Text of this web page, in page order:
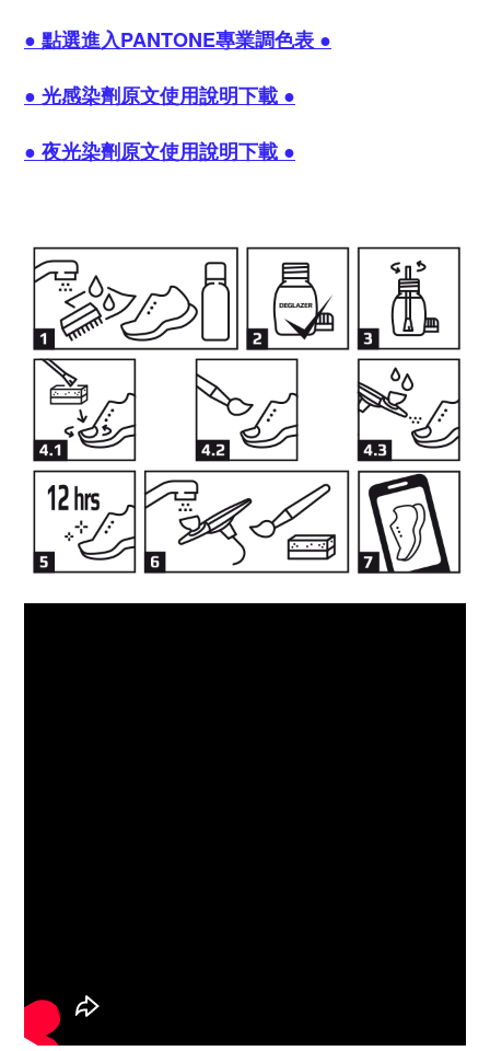
● 點選進入PANTONE專業調色表 ●
● 光感染劑原文使用說明下載 ●
● 夜光染劑原文使用說明下載 ●